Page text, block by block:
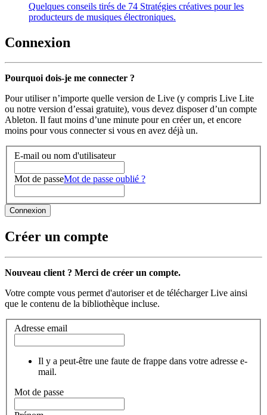
Quelques conseils tirés de 74 Stratégies créatives pour les
producteurs de musiques électroniques.
Connexion
Pourquoi dois-je me connecter ?
Pour utiliser n’importe quelle version de Live (y compris Live Lite
ou notre version d’essai gratuite), vous devez disposer d’un compte
Ableton. Il faut moins d’une minute pour en créer un, et encore
moins pour vous connecter si vous en avez déjà un.
E-mail ou nom d'utilisateur
Mot de passeMot de passe oublié ?
Créer un compte
Nouveau client ? Merci de créer un compte.
Votre compte vous permet d'autoriser et de télécharger Live ainsi
que le contenu de la bibliothèque incluse.
Adresse email
Il y a peut-être une faute de frappe dans votre adresse e-
mail.
Mot de passe